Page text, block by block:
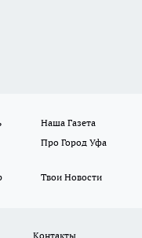
Наша Газета
Про Город Уфа
Твои Новости
Контакты